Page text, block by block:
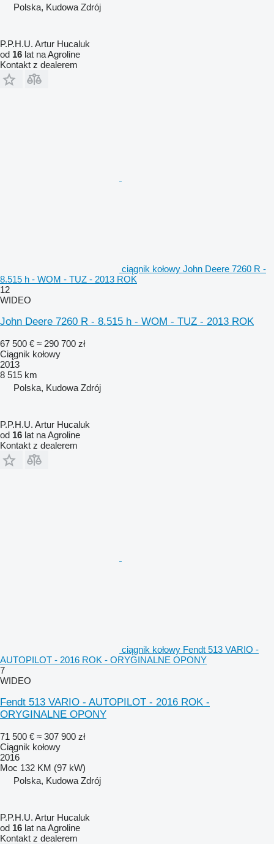
Polska, Kudowa Zdrój
P.P.H.U. Artur Hucaluk
od 16 lat na Agroline
Kontakt z dealerem
ciągnik kołowy John Deere 7260 R -
8.515 h - WOM - TUZ - 2013 ROK
12
WIDEO
John Deere 7260 R - 8.515 h - WOM - TUZ - 2013 ROK
67 500 € ≈ 290 700 zł
Ciągnik kołowy
2013
8 515 km
Polska, Kudowa Zdrój
P.P.H.U. Artur Hucaluk
od 16 lat na Agroline
Kontakt z dealerem
ciągnik kołowy Fendt 513 VARIO -
AUTOPILOT - 2016 ROK - ORYGINALNE OPONY
7
WIDEO
Fendt 513 VARIO - AUTOPILOT - 2016 ROK -
ORYGINALNE OPONY
71 500 € ≈ 307 900 zł
Ciągnik kołowy
2016
Moc 132 KM (97 kW)
Polska, Kudowa Zdrój
P.P.H.U. Artur Hucaluk
od 16 lat na Agroline
Kontakt z dealerem